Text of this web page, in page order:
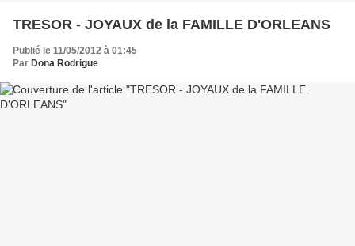
TRESOR - JOYAUX de la FAMILLE D'ORLEANS
Publié le 11/05/2012 à 01:45
Par Dona Rodrigue